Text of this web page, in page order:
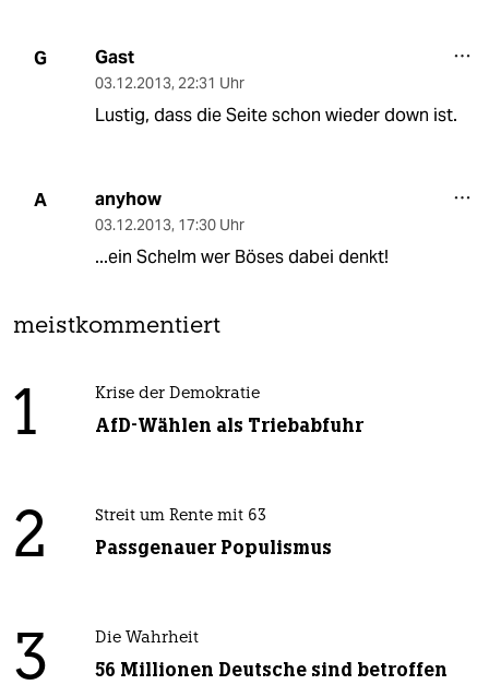
G Gast
03.12.2013, 22:31 Uhr
Lustig, dass die Seite schon wieder down ist.
A anyhow
03.12.2013, 17:30 Uhr
...ein Schelm wer Böses dabei denkt!
meistkommentiert
1 Krise der Demokratie
AfD-Wählen als Triebabfuhr
2 Streit um Rente mit 63
Passgenauer Populismus
3 Die Wahrheit
56 Millionen Deutsche sind betroffen